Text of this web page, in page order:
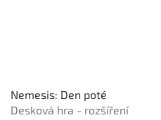
Nemesis: Den poté
Desková hra - rozšíření